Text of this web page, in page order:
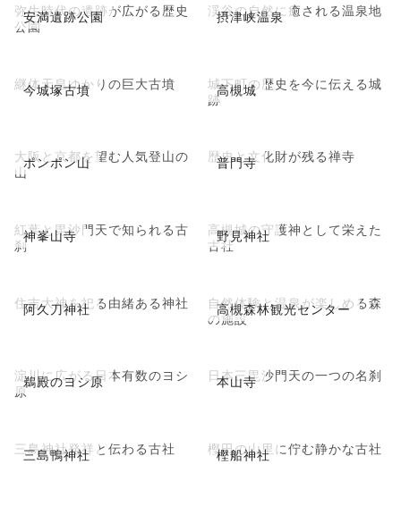
安満遺跡公園
弥生時代の遺跡が広がる歴史
公園
摂津峡温泉
渓谷の自然に癒される温泉地
今城塚古墳
継体天皇ゆかりの巨大古墳 高槻城
城下町の歴史を今に伝える城
跡
ポンポン山
大阪と京都を望む人気登山の
山
普門寺
歴史と文化財が残る禅寺
神峯山寺
紅葉と毘沙門天で知られる古
刹
野見神社
高槻城の守護神として栄えた
古社
阿久刀神社
住吉大神を祀る由緒ある神社 高槻森林観光センター
自然体験と温泉が楽しめる森
の施設
鵜殿のヨシ原
淀川に広がる日本有数のヨシ
原
本山寺
日本三毘沙門天の一つの名刹
三島鴨神社
三島神社発祥と伝わる古社 樫船神社
樫田の山里に佇む静かな古社